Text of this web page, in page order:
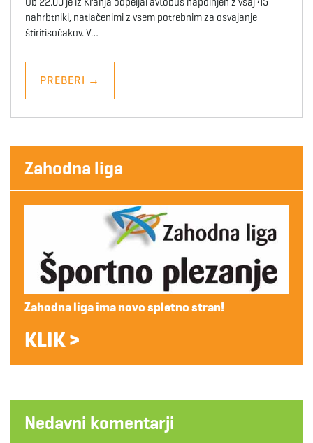
nahrbtniki, natlačenimi z vsem potrebnim za osvajanje
štiritisočakov. V…
PREBERI →
Zahodna liga
Zahodna liga ima novo spletno stran!
KLIK >
Nedavni komentarji